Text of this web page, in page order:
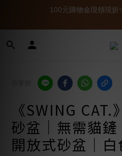
《SWING
砂盆｜無需貓鏟
開放式砂盆｜
100元購物金現領現折✨